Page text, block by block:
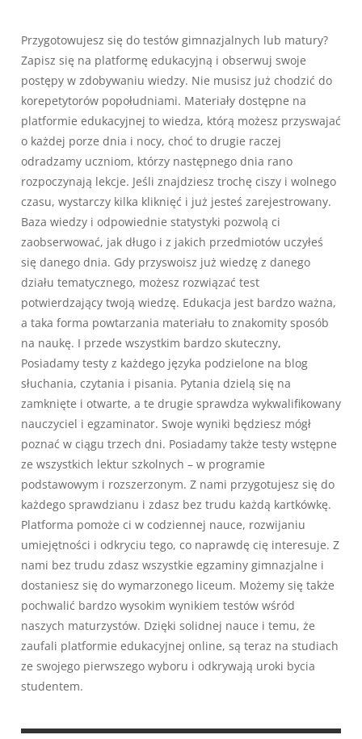
Przygotowujesz się do testów gimnazjalnych lub matury?
Zapisz się na platformę edukacyjną i obserwuj swoje
postępy w zdobywaniu wiedzy. Nie musisz już chodzić do
korepetytorów popołudniami. Materiały dostępne na
platformie edukacyjnej to wiedza, którą możesz przyswajać
o każdej porze dnia i nocy, choć to drugie raczej
odradzamy uczniom, którzy następnego dnia rano
rozpoczynają lekcje. Jeśli znajdziesz trochę ciszy i wolnego
czasu, wystarczy kilka kliknięć i już jesteś zarejestrowany.
Baza wiedzy i odpowiednie statystyki pozwolą ci
zaobserwować, jak długo i z jakich przedmiotów uczyłeś
się danego dnia. Gdy przyswoisz już wiedzę z danego
działu tematycznego, możesz rozwiązać test
potwierdzający twoją wiedzę. Edukacja jest bardzo ważna,
a taka forma powtarzania materiału to znakomity sposób
na naukę. I przede wszystkim bardzo skuteczny,
Posiadamy testy z każdego języka podzielone na blog
słuchania, czytania i pisania. Pytania dzielą się na
zamknięte i otwarte, a te drugie sprawdza wykwalifikowany
nauczyciel i egzaminator. Swoje wyniki będziesz mógł
poznać w ciągu trzech dni. Posiadamy także testy wstępne
ze wszystkich lektur szkolnych – w programie
podstawowym i rozszerzonym. Z nami przygotujesz się do
każdego sprawdzianu i zdasz bez trudu każdą kartkówkę.
Platforma pomoże ci w codziennej nauce, rozwijaniu
umiejętności i odkryciu tego, co naprawdę cię interesuje. Z
nami bez trudu zdasz wszystkie egzaminy gimnazjalne i
dostaniesz się do wymarzonego liceum. Możemy się także
pochwalić bardzo wysokim wynikiem testów wśród
naszych maturzystów. Dzięki solidnej nauce i temu, że
zaufali platformie edukacyjnej online, są teraz na studiach
ze swojego pierwszego wyboru i odkrywają uroki bycia
studentem.